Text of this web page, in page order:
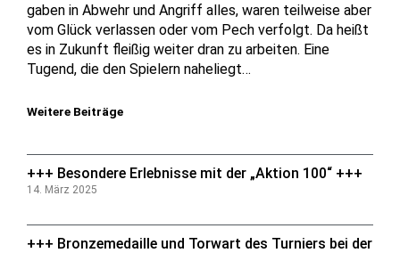
Weitere Beiträge
+++ Besondere Erlebnisse mit der „Aktion 100“ +++
14. März 2025
+++ Bronzemedaille und Torwart des Turniers bei der
gaben in Abwehr und Angriff alles, waren teilweise aber
vom Glück verlassen oder vom Pech verfolgt. Da heißt
es in Zukunft fleißig weiter dran zu arbeiten. Eine
Tugend, die den Spielern naheliegt…